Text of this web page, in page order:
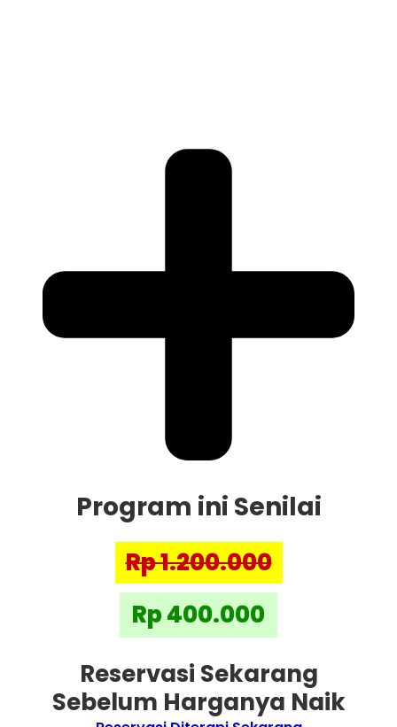
Program ini Senilai
Rp 1.200.000
Rp 400.000
Reservasi Sekarang
Sebelum Harganya Naik